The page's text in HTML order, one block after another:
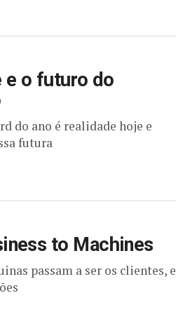
e o futuro do
do ano é realidade hoje e
futura
to Machines
passam a ser os clientes, e